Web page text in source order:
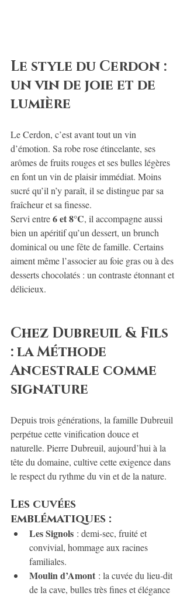
Le style du Cerdon :
un vin de joie et de
lumière
Le Cerdon, c’est avant tout un vin
d’émotion. Sa robe rose étincelante, ses
arômes de fruits rouges et ses bulles légères
en font un vin de plaisir immédiat. Moins
sucré qu’il n’y paraît, il se distingue par sa
fraîcheur et sa finesse.
Servi entre 6 et 8°C, il accompagne aussi
bien un apéritif qu’un dessert, un brunch
dominical ou une fête de famille. Certains
aiment même l’associer au foie gras ou à des
desserts chocolatés : un contraste étonnant et
délicieux.
Chez Dubreuil & Fils
: la Méthode
Ancestrale comme
signature
Depuis trois générations, la famille Dubreuil
perpétue cette vinification douce et
naturelle. Pierre Dubreuil, aujourd’hui à la
tête du domaine, cultive cette exigence dans
le respect du rythme du vin et de la nature.
Les cuvées
emblématiques :
Les Signols : demi-sec, fruité et
convivial, hommage aux racines
familiales.
Moulin d’Amont : la cuvée du lieu-dit
de la cave, bulles très fines et élégance